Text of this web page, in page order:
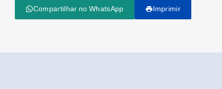
Compartilhar no WhatsApp Imprimir